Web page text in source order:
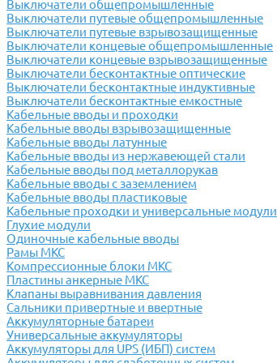
Выключатели общепромышленные
Выключатели путевые общепромышленные
Выключатели путевые взрывозащищенные
Выключатели концевые общепромышленные
Выключатели концевые взрывозащищенные
Выключатели бесконтактные оптические
Выключатели бесконтактные индуктивные
Выключатели бесконтактные емкостные
Кабельные вводы и проходки
Кабельные вводы взрывозащищенные
Кабельные вводы латунные
Кабельные вводы из нержавеющей стали
Кабельные вводы под металлорукав
Кабельные вводы с заземлением
Кабельные вводы пластиковые
Кабельные проходки и универсальные модули
Глухие модули
Одиночные кабельные вводы
Рамы МКС
Компрессионные блоки МКС
Пластины анкерные МКС
Клапаны выравнивания давления
Сальники привертные и ввертные
Аккумуляторные батареи
Универсальные аккумуляторы
Аккумуляторы для UPS (ИБП) систем